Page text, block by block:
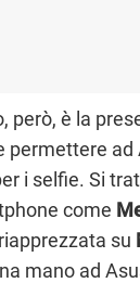
però, è la
permettere
i selfie. Si
come
su
mano ad